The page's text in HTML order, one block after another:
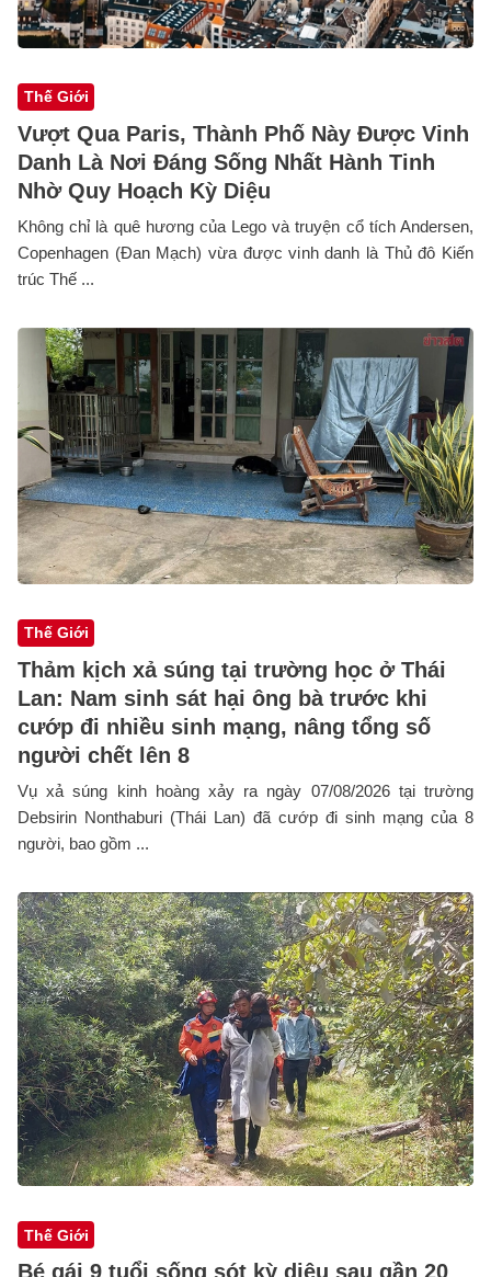
Thế Giới
Vượt Qua Paris, Thành Phố Này Được Vinh
Danh Là Nơi Đáng Sống Nhất Hành Tinh
Nhờ Quy Hoạch Kỳ Diệu
Không chỉ là quê hương của Lego và truyện cổ tích Andersen,
Copenhagen (Đan Mạch) vừa được vinh danh là Thủ đô Kiến
trúc Thế ...
Thế Giới
Thảm kịch xả súng tại trường học ở Thái
Lan: Nam sinh sát hại ông bà trước khi
cướp đi nhiều sinh mạng, nâng tổng số
người chết lên 8
Vụ xả súng kinh hoàng xảy ra ngày 07/08/2026 tại trường
Debsirin Nonthaburi (Thái Lan) đã cướp đi sinh mạng của 8
người, bao gồm ...
Thế Giới
Bé gái 9 tuổi sống sót kỳ diệu sau gần 20